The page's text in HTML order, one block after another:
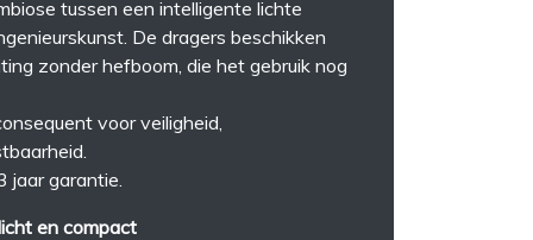
tussen een intelligente lichte
De dragers beschikken
zonder hefboom, die het gebruik nog
voor veiligheid,
jaar garantie.
en compact